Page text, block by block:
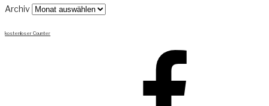
Archiv
kostenloser Counter